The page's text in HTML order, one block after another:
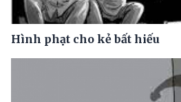
Hình phạt cho kẻ bất hiếu